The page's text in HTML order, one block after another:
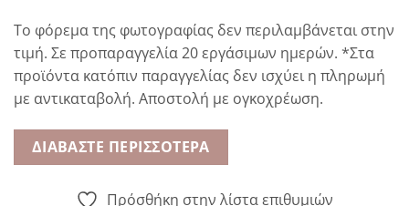
Το φόρεμα της φωτογραφίας δεν περιλαμβάνεται στην
τιμή. Σε προπαραγγελία 20 εργάσιμων ημερών. *Στα
προϊόντα κατόπιν παραγγελίας δεν ισχύει η πληρωμή
με αντικαταβολή. Αποστολή με ογκοχρέωση.
ΔΙΑΒΆΣΤΕ ΠΕΡΙΣΣΌΤΕΡΑ
Πρόσθήκη στην λίστα επιθυμιών